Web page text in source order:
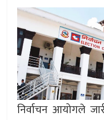
निर्वाचन आयोगले